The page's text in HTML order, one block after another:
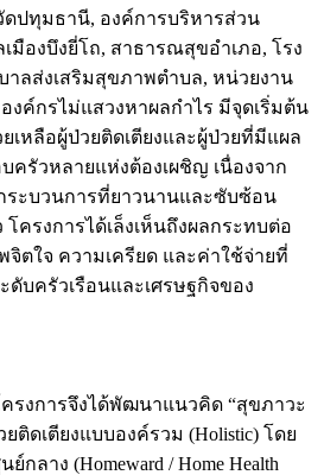
ปทุมธานี, องค์การบริหารส่วน
มืองบึงยี่โถ, สาธารณสุขอำเภอ, โรง
ลส่งเสริมสุขภาพตําบล, หน่วยงาน
งค์กรไม่แสวงหาผลกำไร มีจุดเริ่มต้น
เหลือผู้ป่วยติดเตียงและผู้ป่วยที่มีแผล
ครัวหลายแห่งต้องเผชิญ เนื่องจาก
ระบวนการที่ยาวนานและซับซ้อน
ครงการได้เล็งเห็นถึงผลกระทบต่อ
ตใจ ความเครียด และค่าใช้จ่ายที่
ดับครัวเรือนและเศรษฐกิจของ
รงการจึงได้พัฒนาแนวคิด “สุขภาวะ
ติดเตียงแบบองค์รวม (Holistic) โดย
กลาง (Homeward / Home Health